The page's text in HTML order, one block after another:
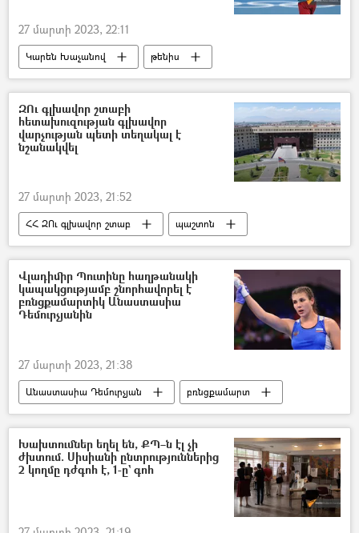
27 մարտի 2023, 22:11
Կարեն Խաչանով թենիս
ԶՈւ գլխավոր շտաբի
հետախուզության գլխավոր
վարչության պետի տեղակալ է
նշանակվել
27 մարտի 2023, 21:52
ՀՀ ԶՈւ գլխավոր շտաբ
պաշտոն
ՀՀ պաշտպանության նախարարություն (ՊՆ)
Վլադիմիր Պուտինը հաղթանակի
կապակցությամբ շնորհավորել է
բռնցքամարտիկ Անաստասիա
Դեմուրչյանին
27 մարտի 2023, 21:38
Անաստասիա Դեմուրչյան
բռնցքամարտ
Վլադիմիր Պուտին
բռնցքամարտիկ
Խախտումներ եղել են, ՔՊ–ն էլ չի
ժխտում. Սիսիանի ընտրություններից
2 կողմը դժգոհ է, 1-ը` գոհ